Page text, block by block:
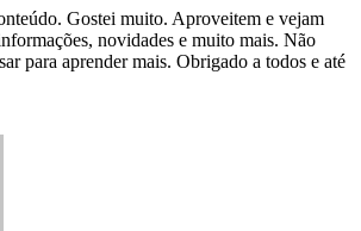
Gostei muito. Aproveitem e vejam
novidades e muito mais. Não
para aprender mais. Obrigado a todos e até